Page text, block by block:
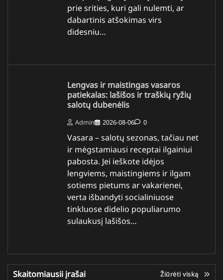
prie srities, kuri gali nulemti, ar
dabartinis atšokimas virs
didesniu…
Lengvas ir maistingas vasaros
patiekalas: lašišos ir traškių ryžių
salotų dubenėlis
Admin 2026-08-06 0
Vasara – salotų sezonas, tačiau net
ir mėgstamiausi receptai ilgainiui
pabosta. Jei ieškote idėjos
lengviems, maistingiems ir ilgam
sotiems pietums ar vakarienei,
verta išbandyti socialiniuose
tinkluose didelio populiarumo
sulaukusį lašišos…
Skaitomiausii įrašai Žiūrėti viską